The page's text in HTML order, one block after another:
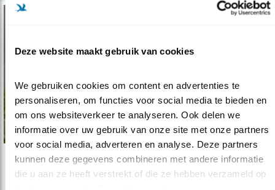
Deze website maakt gebruik van cookies
We gebruiken cookies om content en advertenties te
personaliseren, om functies voor social media te bieden en
om ons websiteverkeer te analyseren. Ook delen we
informatie over uw gebruik van onze site met onze partners
voor social media, adverteren en analyse. Deze partners
kunnen deze gegevens combineren met andere informatie
die u aan ze heeft verstrekt of die ze hebben verzameld op
Verdieping